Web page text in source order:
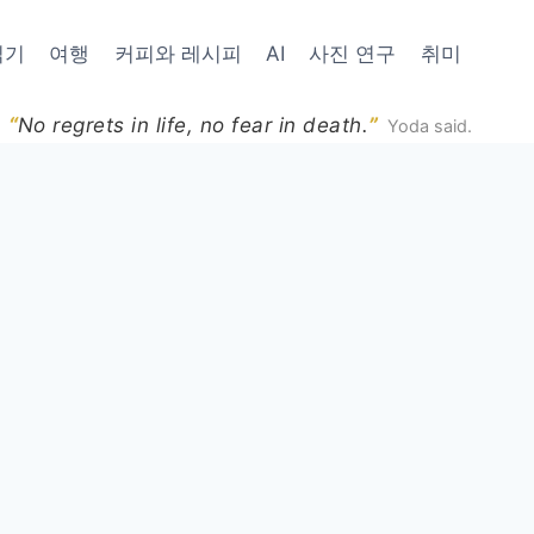
여행 커피와 레시피 AI 사진 연구 취미
“No regrets in life, no fear in death.” Yoda said.